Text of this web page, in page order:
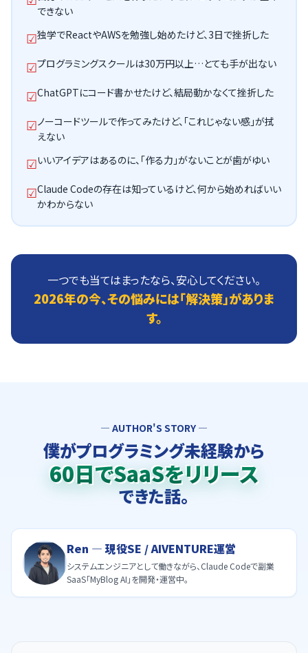
できない
☑独学でReactやAWSを勉強し始めたけど、3日で挫折した
☑プログラミングスクールは30万円以上…とても手が出ない
☑ChatGPTにコード書かせたけど、結局動かなくて挫折した
☑ノーコードツールで作ってみたけど、「これじゃない感」が拭
えない
☑いいアイデアはあるのに、「作る力」がないことが歯がゆい
☑Claude Codeの存在は知っているけど、何から始めればいい
かわからない
一つでも当てはまったなら、安心してください。
2026年の今、その悩みには「解決策」がありま
す。
― AUTHOR'S STORY ―
僕がプログラミング未経験から
60日でSaaSをリリース
できた話。
Ren ― 現役SE / AIVENTURE運営
システムエンジニアとして働きながら、Claude Codeで副業
SaaS「MyBlog AI」を開発・運営中。